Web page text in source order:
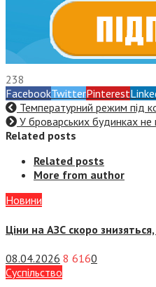
238
FacebookTwitterPinterest
Температурний режим під
У броварських будинках не
Related posts
Related posts
More from author
Новини
Ціни на АЗС скоро знизяться,
08.04.2026 8 6160
Суспiльство